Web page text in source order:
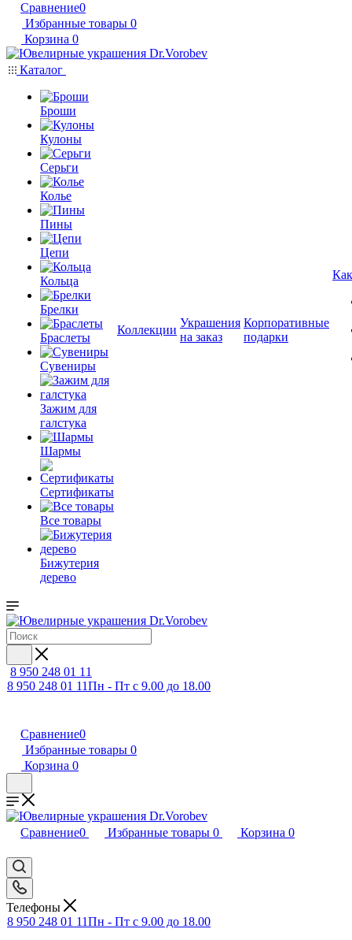
Сравнение0
Избранные товары 0
Корзина 0
Каталог
Броши
Кулоны
Серьги
Колье
Пины
Цепи
Кольца
Брелки
Браслеты
Сувениры
Зажим для
галстука
Шармы
Сертификаты
Все товары
Бижутерия
дерево
Коллекции
Украшения
на заказ
Корпоративные
подарки
8 950 248 01 11
8 950 248 01 11Пн - Пт с 9.00 до 18.00
Сравнение0
Избранные товары 0
Корзина 0
Сравнение0 Избранные товары 0 Корзина 0
Телефоны
8 950 248 01 11Пн - Пт с 9.00 до 18.00